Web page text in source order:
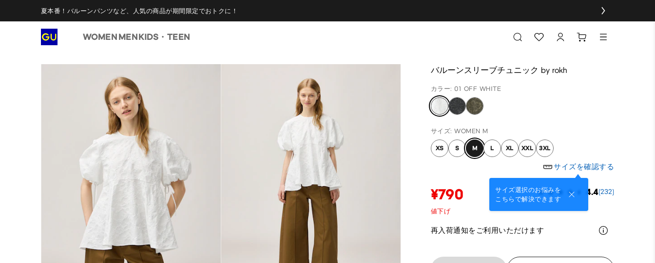
夏本番！バルーンパンツなど、人気の商品が期間限定でおトクに！
WOMEN MENKIDS・TEEN
バルーンスリーブチュニック by rokh
カラー: 01 OFF WHITE
サイズ: WOMEN M
XS S M L XL XXL 3XL
サイズを確認する
サイズ選択のお悩みを
こちらで解決できます
¥790 4.4(232)
値下げ
再入荷通知をご利用いただけます